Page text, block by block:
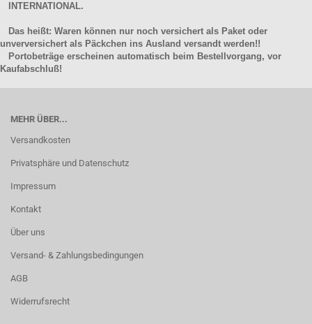
INTERNATIONAL.
Das heißt: Waren können nur noch versichert als Paket oder
unverversichert als Päckchen ins Ausland versandt werden!!
Portobeträge erscheinen automatisch beim Bestellvorgang, vor
Kaufabschluß!
MEHR ÜBER...
Versandkosten
Privatsphäre und Datenschutz
Impressum
Kontakt
Über uns
Versand- & Zahlungsbedingungen
AGB
Widerrufsrecht